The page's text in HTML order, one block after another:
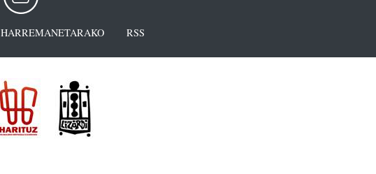
HARREMANETARAKO RSS